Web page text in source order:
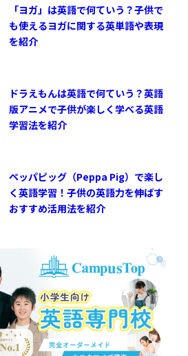
「ヨガ」は英語で何ていう？子供で
も使えるヨガに関する英単語や表現
を紹介
ドラえもんは英語で何ていう？英語
版アニメで子供が楽しく学べる英語
学習法を紹介
ペッパピッグ（Peppa Pig）で楽し
く英語学習！子供の英語力を伸ばす
おすすめ活用法を紹介